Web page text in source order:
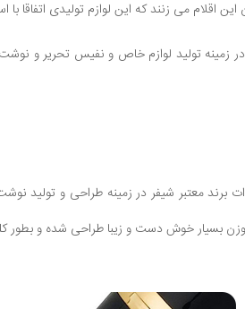
اقلام می زنند که این لوازم تولیدی اتفاقا با
زمینه تولید لوازم خاص و نفیس تحریر و
تولیدات برند معتبر شیفر در زمینه طراحی